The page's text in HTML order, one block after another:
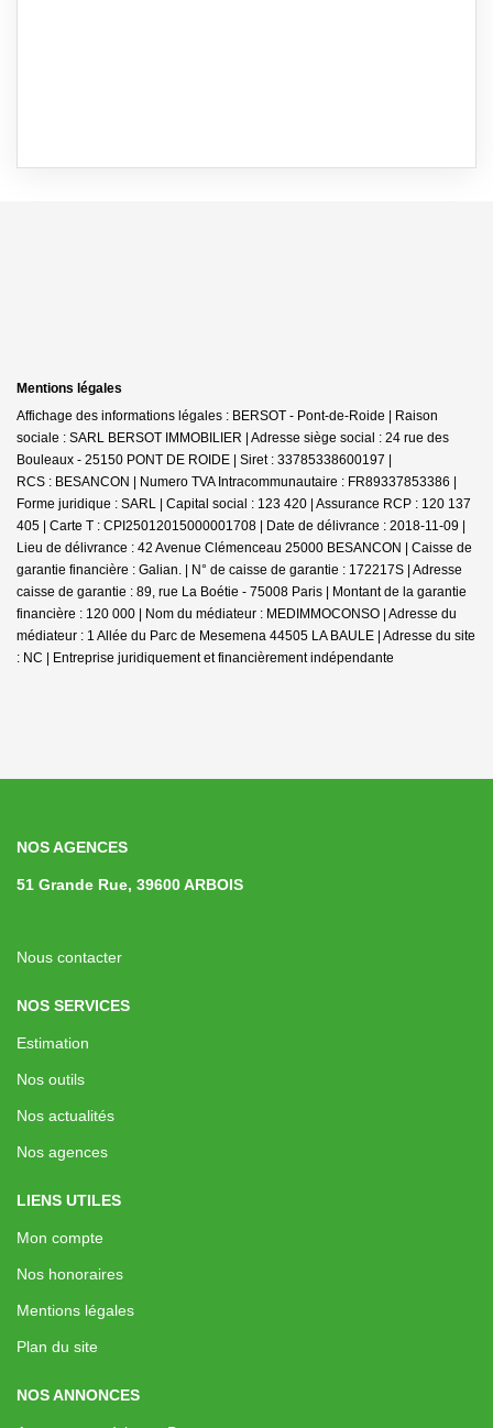
Mentions légales
Affichage des informations légales : BERSOT - Pont-de-Roide | Raison
sociale : SARL BERSOT IMMOBILIER | Adresse siège social : 24 rue des
Bouleaux - 25150 PONT DE ROIDE | Siret : 33785338600197 |
RCS : BESANCON | Numero TVA Intracommunautaire : FR89337853386 |
Forme juridique : SARL | Capital social : 123 420 | Assurance RCP : 120 137
405 | Carte T : CPI25012015000001708 | Date de délivrance : 2018-11-09 |
Lieu de délivrance : 42 Avenue Clémenceau 25000 BESANCON | Caisse de
garantie financière : Galian. | N° de caisse de garantie : 172217S | Adresse
caisse de garantie : 89, rue La Boétie - 75008 Paris | Montant de la garantie
financière : 120 000 | Nom du médiateur : MEDIMMOCONSO | Adresse du
médiateur : 1 Allée du Parc de Mesemena 44505 LA BAULE | Adresse du site
: NC | Entreprise juridiquement et financièrement indépendante
NOS AGENCES
51 Grande Rue, 39600 ARBOIS
Nous contacter
NOS SERVICES
Estimation
Nos outils
Nos actualités
Nos agences
LIENS UTILES
Mon compte
Nos honoraires
Mentions légales
Plan du site
NOS ANNONCES